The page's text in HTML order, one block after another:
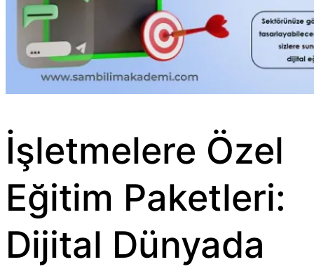
İşletmelere Özel
Eğitim Paketleri:
Dijital Dünyada